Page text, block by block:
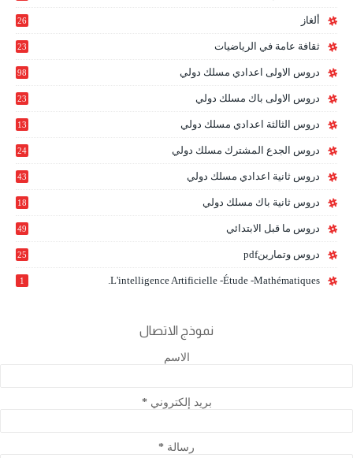
ألغاز 26
ثقافة عامة في الرياضيات 23
دروس الاولى اعدادي مسلك دولي 98
دروس الاولى باك مسلك دولي
23
دروس الثالثة اعدادي مسلك دولي
13
دروس الجدع المشترك مسلك دولي
24
دروس ثانية اعدادي مسلك دولي 43
دروس ثانية باك مسلك دولي
18
دروس ما قبل الابتدائي 49
دروس وتمارينpdf 25
L'intelligence Artificielle -étude -mathématiques.
1
نموذج الاتصال
الاسم
بريد إلكتروني*
رسالة *